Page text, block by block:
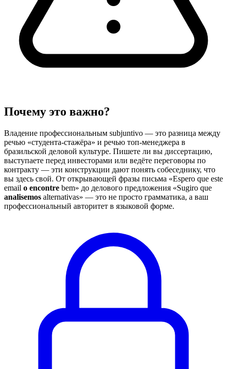
Почему это важно?
Владение профессиональным subjuntivo — это разница между
речью «студента-стажёра» и речью топ-менеджера в
бразильской деловой культуре. Пишете ли вы диссертацию,
выступаете перед инвесторами или ведёте переговоры по
контракту — эти конструкции дают понять собеседнику, что
вы здесь свой. От открывающей фразы письма «Espero que este
email o encontre bem» до делового предложения «Sugiro que
analisemos alternativas» — это не просто грамматика, а ваш
профессиональный авторитет в языковой форме.